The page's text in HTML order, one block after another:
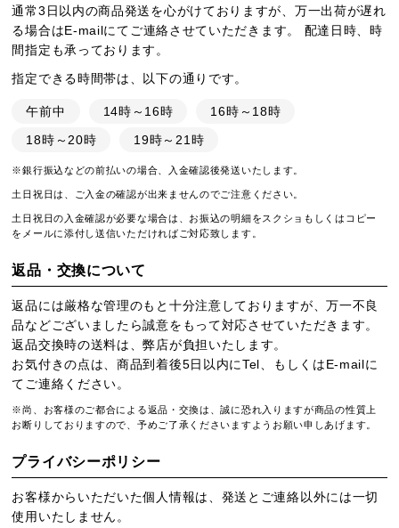
通常3日以内の商品発送を心がけておりますが、万一出荷が遅れ
る場合はE-mailにてご連絡させていただきます。 配達日時、時
間指定も承っております。
指定できる時間帯は、以下の通りです。
午前中 14時～16時
16時～18時
18時～20時
19時～21時
※銀行振込などの前払いの場合、入金確認後発送いたします。
土日祝日は、ご入金の確認が出来ませんのでご注意ください。
土日祝日の入金確認が必要な場合は、お振込の明細をスクショもしくはコピー
をメールに添付し送信いただければご対応致します。
返品・交換について
返品には厳格な管理のもと十分注意しておりますが、万一不良
品などございましたら誠意をもって対応させていただきます。
返品交換時の送料は、弊店が負担いたします。
お気付きの点は、商品到着後5日以内にTel、もしくはE-mailに
てご連絡ください。
※尚、お客様のご都合による返品・交換は、誠に恐れ入りますが商品の性質上
お断りしておりますので、予めご了承くださいますようお願い申しあげます。
プライバシーポリシー
お客様からいただいた個人情報は、発送とご連絡以外には一切
使用いたしません。